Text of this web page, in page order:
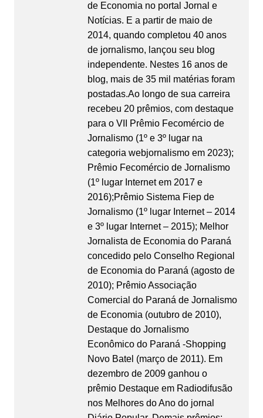
de Economia no portal Jornal e
Notícias. E a partir de maio de
2014, quando completou 40 anos
de jornalismo, lançou seu blog
independente. Nestes 16 anos de
blog, mais de 35 mil matérias foram
postadas.Ao longo de sua carreira
recebeu 20 prêmios, com destaque
para o VII Prêmio Fecomércio de
Jornalismo (1º e 3º lugar na
categoria webjornalismo em 2023);
Prêmio Fecomércio de Jornalismo
(1º lugar Internet em 2017 e
2016);Prêmio Sistema Fiep de
Jornalismo (1º lugar Internet – 2014
e 3º lugar Internet – 2015); Melhor
Jornalista de Economia do Paraná
concedido pelo Conselho Regional
de Economia do Paraná (agosto de
2010); Prêmio Associação
Comercial do Paraná de Jornalismo
de Economia (outubro de 2010),
Destaque do Jornalismo
Econômico do Paraná -Shopping
Novo Batel (março de 2011). Em
dezembro de 2009 ganhou o
prêmio Destaque em Radiodifusão
nos Melhores do Ano do jornal